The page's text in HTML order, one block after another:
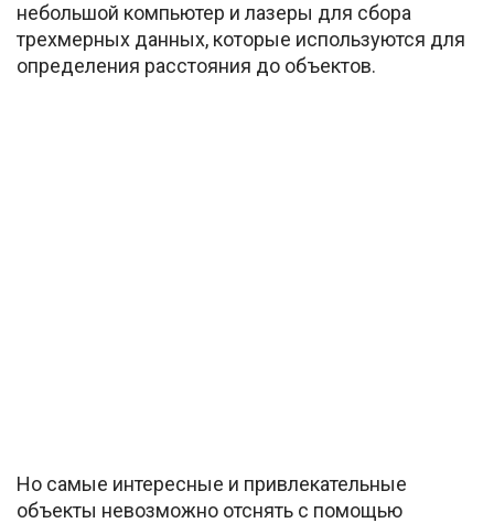
небольшой компьютер и лазеры для сбора
трехмерных данных, которые используются для
определения расстояния до объектов.
Но самые интересные и привлекательные
объекты невозможно отснять с помощью